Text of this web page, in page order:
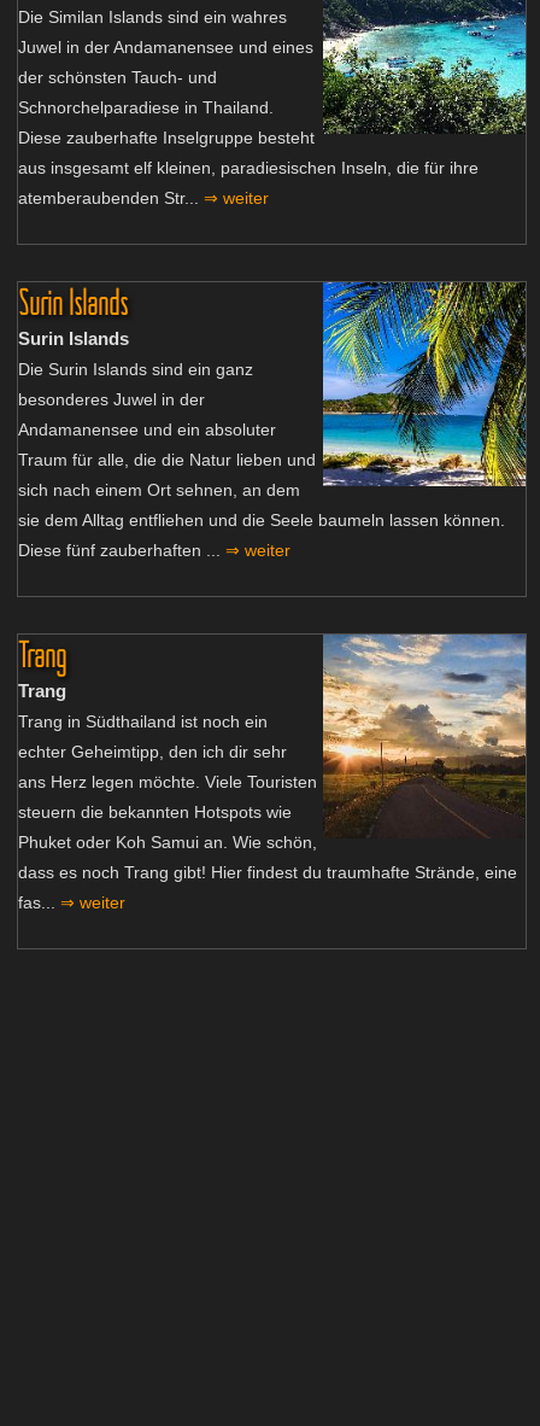
Die Similan Islands sind ein wahres
Juwel in der Andamanensee und eines
der schönsten Tauch- und
Schnorchelparadiese in Thailand.
Diese zauberhafte Inselgruppe besteht
aus insgesamt elf kleinen, paradiesischen Inseln, die für ihre
atemberaubenden Str... ⇒ weiter
Surin Islands
Surin Islands
Die Surin Islands sind ein ganz
besonderes Juwel in der
Andamanensee und ein absoluter
Traum für alle, die die Natur lieben und
sich nach einem Ort sehnen, an dem
sie dem Alltag entfliehen und die Seele baumeln lassen können.
Diese fünf zauberhaften ... ⇒ weiter
Trang
Trang
Trang in Südthailand ist noch ein
echter Geheimtipp, den ich dir sehr
ans Herz legen möchte. Viele Touristen
steuern die bekannten Hotspots wie
Phuket oder Koh Samui an. Wie schön,
dass es noch Trang gibt! Hier findest du traumhafte Strände, eine
fas... ⇒ weiter